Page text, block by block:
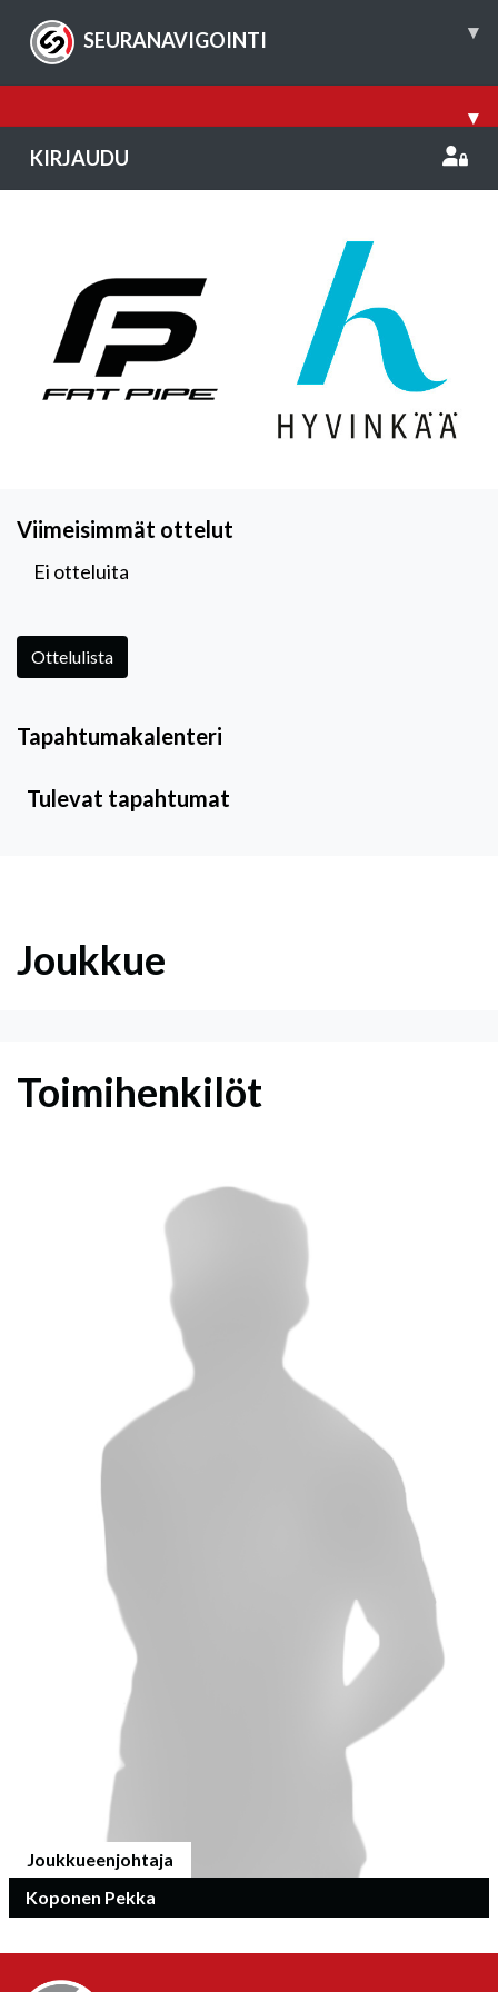
SEURANAVIGOINTI ▾
▾
KIRJAUDU
Viimeisimmät ottelut
Ei otteluita
Ottelulista
Tapahtumakalenteri
Tulevat tapahtumat
Joukkue
Toimihenkilöt
Joukkueenjohtaja
Koponen Pekka